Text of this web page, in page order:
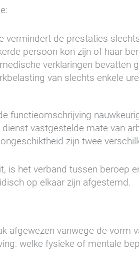
vermindert de prestaties
persoon kon zijn of haar
verklaringen bevatten
van slechts enkele
functieomschrijving
vastgestelde mate van
zijn twee
is het verband tussen beroep
op elkaar zijn afgestemd.
afgewezen vanwege de
welke fysieke of mentale